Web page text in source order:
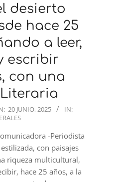
desierto
hace 25
a leer,
escribir
con una
20 JUNIO, 2025
IN:
-Periodista
con paisajes
riqueza multicultural,
hace 25 años, a la